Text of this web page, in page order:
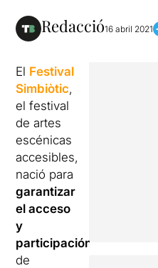
Redacció16 abril 2021
El Festival
Simbiòtic,
el festival
de artes
escénicas
accesibles,
nació para
garantizar
el acceso
y
participación
de